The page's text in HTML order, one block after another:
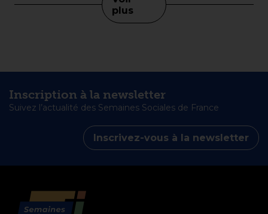
fraternelle. »
plus
Inscription à la newsletter
Suivez l’actualité des Semaines Sociales de France
Inscrivez-vous à la newsletter